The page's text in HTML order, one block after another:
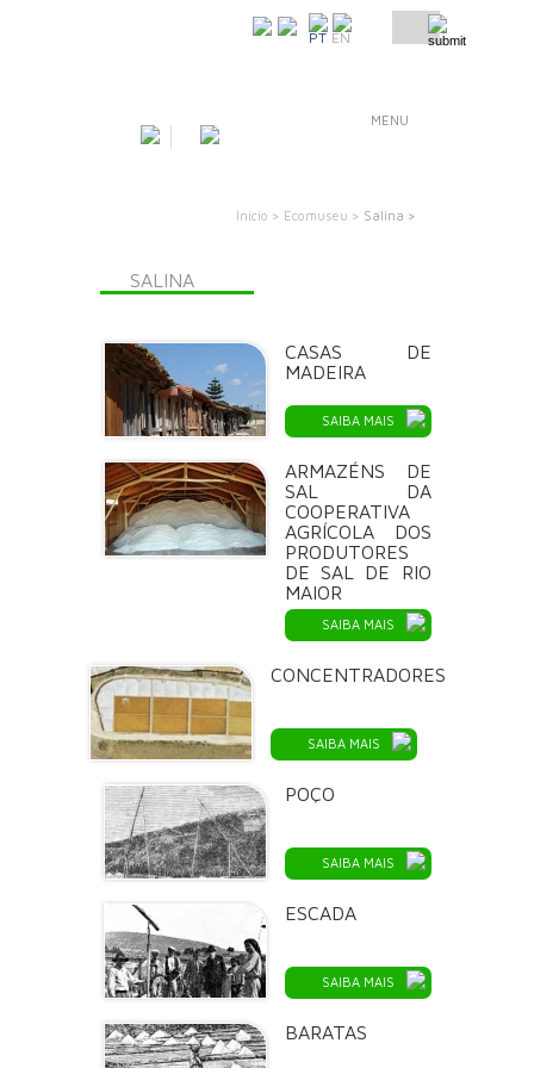
PT EN
MENU
Início > Ecomuseu > Salina >
SALINA
CASAS DE
MADEIRA
SAIBA MAIS
ARMAZÉNS DE
SAL DA
COOPERATIVA
AGRÍCOLA DOS
PRODUTORES
DE SAL DE RIO
MAIOR
SAIBA MAIS
CONCENTRADORES
SAIBA MAIS
POÇO
SAIBA MAIS
ESCADA
SAIBA MAIS
BARATAS